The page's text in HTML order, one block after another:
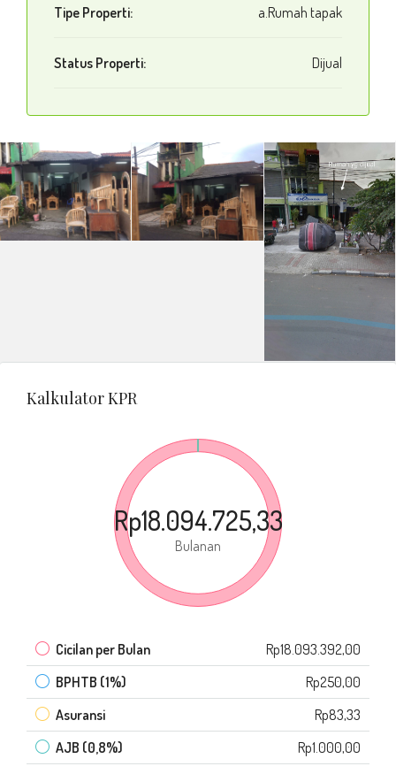
Tipe Properti: a.Rumah tapak
Status Properti: Dijual
Kalkulator KPR
Rp18.094.725,33
Bulanan
Cicilan per Bulan
Rp18.093.392,00
BPHTB (1%)
Rp250,00
Asuransi
Rp83,33
AJB (0,8%)
Rp1.000,00